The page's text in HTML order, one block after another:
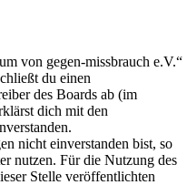
von gegen-missbrauch e.V.“
du einen
des Boards ab (im
dich mit den
nicht einverstanden bist, so
nutzen. Für die Nutzung des
Stelle veröffentlichten